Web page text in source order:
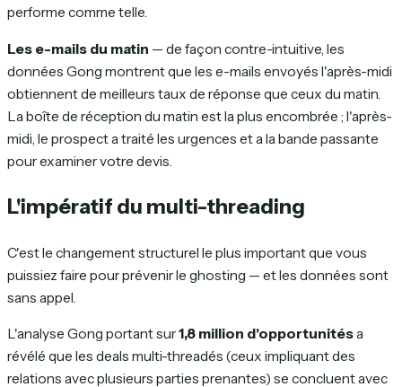
performe comme telle.
Les e-mails du matin — de façon contre-intuitive, les
données Gong montrent que les e-mails envoyés l'après-midi
obtiennent de meilleurs taux de réponse que ceux du matin.
La boîte de réception du matin est la plus encombrée ; l'après-
midi, le prospect a traité les urgences et a la bande passante
pour examiner votre devis.
L'impératif du multi-threading
C'est le changement structurel le plus important que vous
puissiez faire pour prévenir le ghosting — et les données sont
sans appel.
L'analyse Gong portant sur1,8 million d'opportunitésa
révélé que les deals multi-threadés (ceux impliquant des
relations avec plusieurs parties prenantes) se concluent avec